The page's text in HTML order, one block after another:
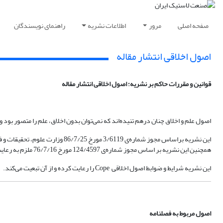
صفحه اصلی مرور اطلاعات نشریه راهنمای نویسندگان
اصول اخلاقی انتشار مقاله
قوانین و مقررات حاکم بر نشریه؛ اصول اخلاقی انتشار مقاله
اصول علم و اخلاق چنان درهم تنیده‌اند که نمی‌توان بدون اخلاق، علم را متصور
این نشریه براساس مجوز شماره‌ی 3/6119 مورخ 86/7/25 وزارت علوم، تحقیقات و فناوری اقدام به بررسی و چاپ مقالات می‌کند.
همچنین این نشریه بر اساس مجوز شماره‌ی 124/4597 مورخ 76/7/16 ملزم به رعایت قانون مطبوعات در تحقق رسالت فرهنگی و مطبوعاتی خویش است.
این نشریه شرایط و ضوابط اصول اخلاقی Cope را رعایت کرده و از آن تبعیت می‌کند.
اصول مربوط به فصلنامه